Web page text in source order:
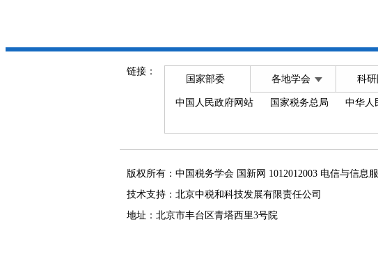
链接：
国家部委 各地学会 科
中国人民政府网站 国家税务总局 中华人
版权所有：中国税务学会 国新网 1012012003 电信与信息
技术支持：北京中税和科技发展有限责任公司
地址：北京市丰台区青塔西里3号院